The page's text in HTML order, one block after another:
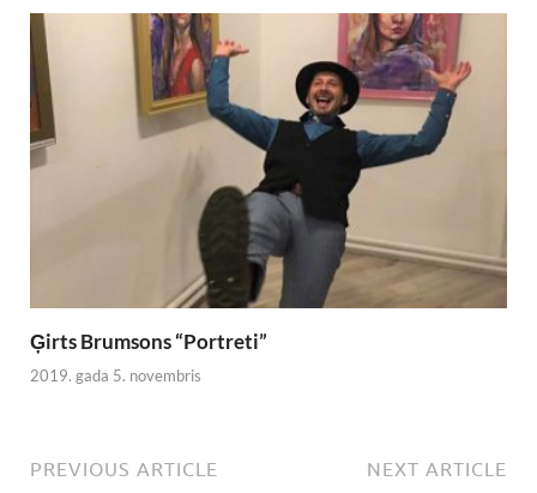
Ģirts Brumsons “Portreti”
2019. gada 5. novembris
PREVIOUS ARTICLE NEXT ARTICLE